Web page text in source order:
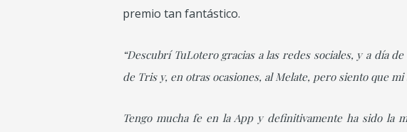
premio tan fantástico.
“Descubrí TuLotero gracias a las redes sociales, y a día
de Tris y, en otras ocasiones, al Melate, pero siento que
Tengo mucha fe en la App y definitivamente ha sido la